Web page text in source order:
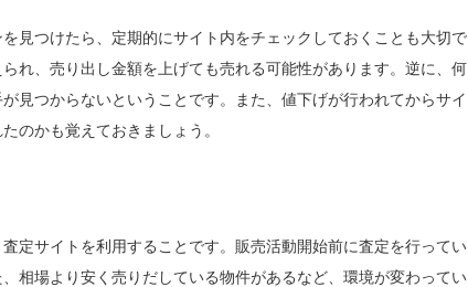
見つけたら、定期的にサイト内をチェックしておくことも大切で
れ、売り出し金額を上げても売れる可能性があります。逆に、何
見つからないということです。また、値下げが行われてからサイ
のかも覚えておきましょう。
定サイトを利用することです。販売活動開始前に査定を行ってい
相場より安く売りだしている物件があるなど、環境が変わってい